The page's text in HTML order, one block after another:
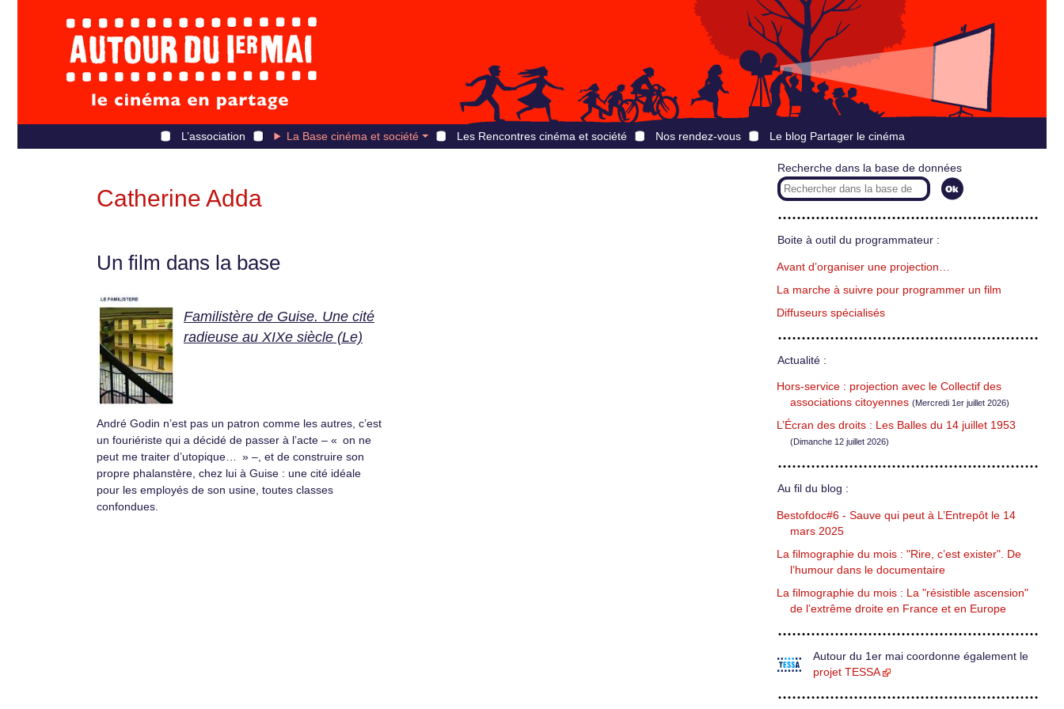
L’association La Base cinéma et société Les Rencontres cinéma et société Nos rendez-vous Le blog Partager le cinéma
Catherine Adda
Un film dans la base
Familistère de Guise. Une cité
radieuse au XIXe siècle (Le)
André Godin n’est pas un patron comme les autres, c’est
un fouriériste qui a décidé de passer à l’acte – « on ne
peut me traiter d’utopique… » –, et de construire son
propre phalanstère, chez lui à Guise : une cité idéale
pour les employés de son usine, toutes classes
confondues.
Recherche dans la base de données
Boite à outil du programmateur :
Avant d’organiser une projection…
La marche à suivre pour programmer un film
Diffuseurs spécialisés
Actualité :
Hors-service : projection avec le Collectif des
associations citoyennes (Mercredi 1er juillet 2026)
L’Écran des droits : Les Balles du 14 juillet 1953
(Dimanche 12 juillet 2026)
Au fil du blog :
Bestofdoc#6 - Sauve qui peut à L’Entrepôt le 14
mars 2025
La filmographie du mois : "Rire, c’est exister". De
l’humour dans le documentaire
La filmographie du mois : La "résistible ascension"
de l’extrême droite en France et en Europe
Autour du 1er mai coordonne également le
projet TESSA